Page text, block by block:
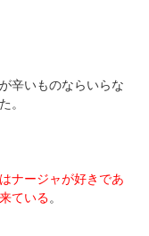
辛いものならいらな
。
ナージャが好きであ
ている。